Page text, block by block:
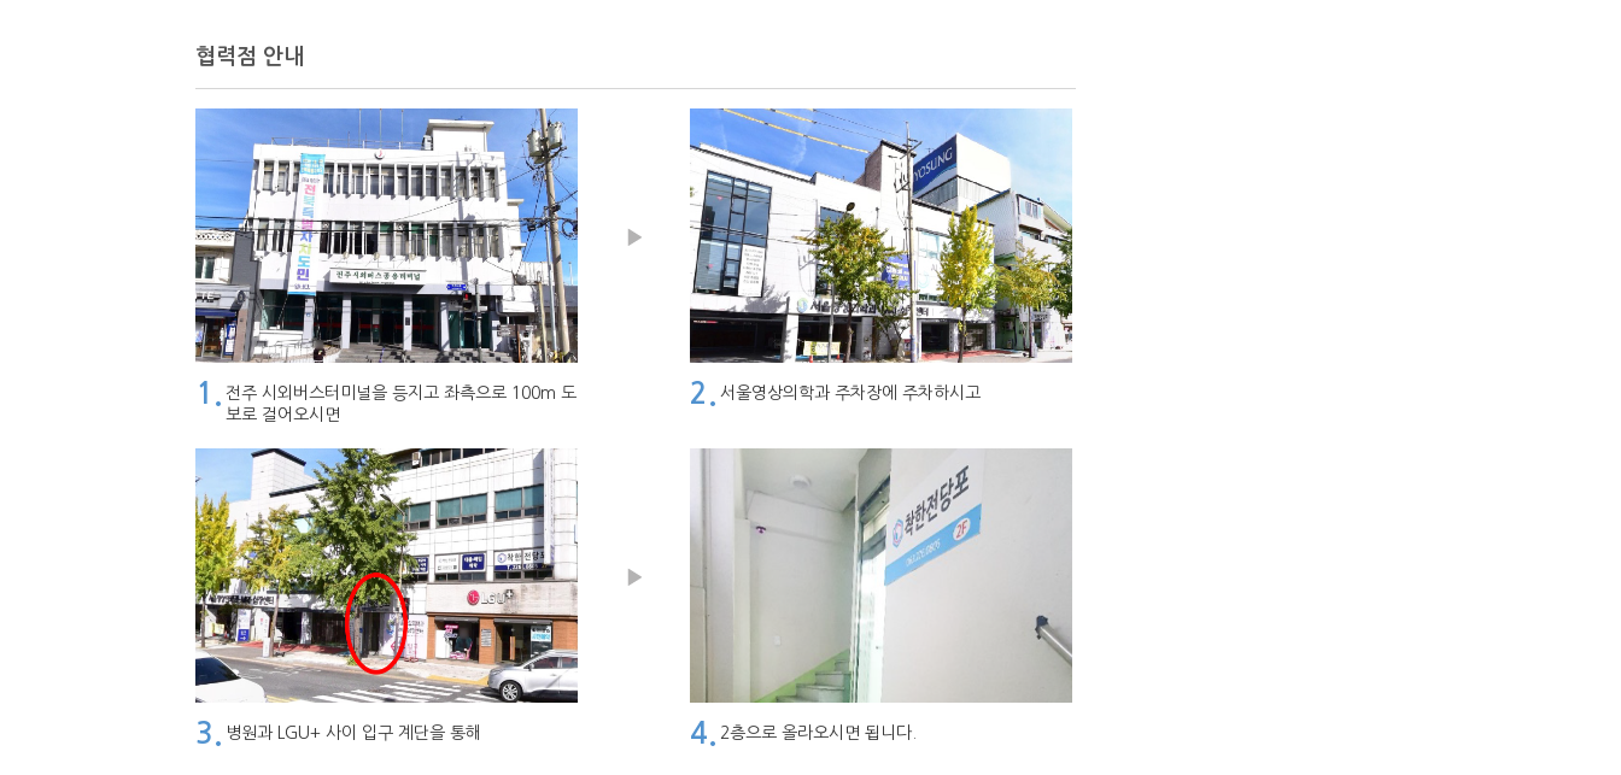
협력점 안내
1. 전주 시외버스터미널을 등지고 좌측으로 100m 도
보로 걸어오시면
2. 서울영상의학과 주차장에 주차하시고
3. 병원과 LGU+ 사이 입구 계단을 통해 4. 2층으로 올라오시면 됩니다.